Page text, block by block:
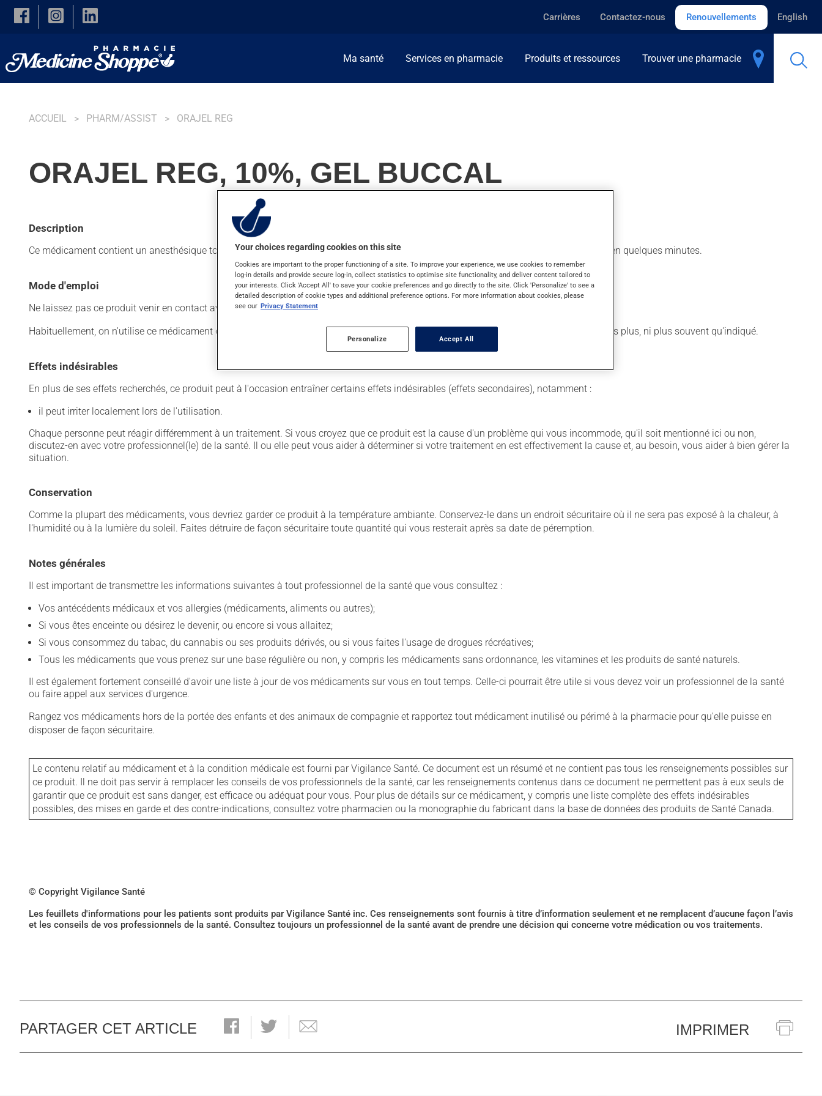
Skip to main content
Carrières Contactez-nous Renouvellements English
Ma santé Services en pharmacie Produits et ressources Trouver une pharmacie
ACCUEIL PHARM/ASSIST ORAJEL REG
ORAJEL REG, 10%, GEL BUCCAL
Description
Ce médicament contient un anesthésique topique. Habituellement, on l'utilise pour la douleur dans la bouche. On peut sentir son action en quelques minutes.
Mode d'emploi
Ne laissez pas ce produit venir en contact avec vos yeux.
Habituellement, on n'utilise ce médicament qu'au besoin. Il est important de respecter la posologie inscrite sur l'étiquette. N'en utilisez pas plus, ni plus souvent qu'indiqué.
Effets indésirables
En plus de ses effets recherchés, ce produit peut à l'occasion entraîner certains effets indésirables (effets secondaires), notamment :
il peut irriter localement lors de l'utilisation.
Chaque personne peut réagir différemment à un traitement. Si vous croyez que ce produit est la cause d'un problème qui vous incommode, qu'il soit mentionné ici ou non,
discutez-en avec votre professionnel(le) de la santé. Il ou elle peut vous aider à déterminer si votre traitement en est effectivement la cause et, au besoin, vous aider à bien gérer la
situation.
Conservation
Comme la plupart des médicaments, vous devriez garder ce produit à la température ambiante. Conservez-le dans un endroit sécuritaire où il ne sera pas exposé à la chaleur, à
l'humidité ou à la lumière du soleil. Faites détruire de façon sécuritaire toute quantité qui vous resterait après sa date de péremption.
Notes générales
Il est important de transmettre les informations suivantes à tout professionnel de la santé que vous consultez :
Vos antécédents médicaux et vos allergies (médicaments, aliments ou autres);
Si vous êtes enceinte ou désirez le devenir, ou encore si vous allaitez;
Si vous consommez du tabac, du cannabis ou ses produits dérivés, ou si vous faites l'usage de drogues récréatives;
Tous les médicaments que vous prenez sur une base régulière ou non, y compris les médicaments sans ordonnance, les vitamines et les produits de santé naturels.
Il est également fortement conseillé d'avoir une liste à jour de vos médicaments sur vous en tout temps. Celle-ci pourrait être utile si vous devez voir un professionnel de la santé
ou faire appel aux services d'urgence.
Rangez vos médicaments hors de la portée des enfants et des animaux de compagnie et rapportez tout médicament inutilisé ou périmé à la pharmacie pour qu'elle puisse en
disposer de façon sécuritaire.
Le contenu relatif au médicament et à la condition médicale est fourni par Vigilance Santé. Ce document est un résumé et ne contient pas tous les renseignements possibles sur
ce produit. Il ne doit pas servir à remplacer les conseils de vos professionnels de la santé, car les renseignements contenus dans ce document ne permettent pas à eux seuls de
garantir que ce produit est sans danger, est efficace ou adéquat pour vous. Pour plus de détails sur ce médicament, y compris une liste complète des effets indésirables
possibles, des mises en garde et des contre-indications, consultez votre pharmacien ou la monographie du fabricant dans la base de données des produits de Santé Canada.
© Copyright Vigilance Santé
Les feuillets d'informations pour les patients sont produits par Vigilance Santé inc. Ces renseignements sont fournis à titre d’information seulement et ne remplacent d’aucune façon l’avis
et les conseils de vos professionnels de la santé. Consultez toujours un professionnel de la santé avant de prendre une décision qui concerne votre médication ou vos traitements.
PARTAGER CET ARTICLE IMPRIMER
Your choices regarding cookies on this site
Cookies are important to the proper functioning of a site. To improve your experience, we use cookies to remember
log-in details and provide secure log-in, collect statistics to optimise site functionality, and deliver content tailored to
your interests. Click 'Accept All' to save your cookie preferences and go directly to the site. Click 'Personalize' to see a
detailed description of cookie types and additional preference options. For more information about cookies, please
see our Privacy Statement
Personalize Accept All